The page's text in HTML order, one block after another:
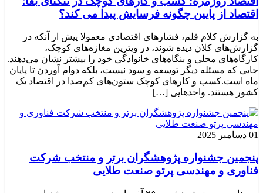
اقتصاد از پایین چگونه فرسایش پیدا می کند؟
به گزارش کلام قلم، فشارهای اقتصادی معمولا پیش از آنکه در
گزارش‌های کلان دیده شوند، در ویترین مغازه‌های کوچک،
کارگاه‌های محلی و بنگاه‌های خانوادگی خود را بیشتر نشان می‌دهند.
جایی که مسئله دیگر توسعه و سود نیست، بلکه دوام آوردن تا پایان
ماه است.کسب‌ و کارهای کوچک ستون‌های کم‌صدا در اقتصاد یک
کشور هستند. واحدهایی […]
01 دسامبر 2025
پنجمین جشنواره پژوهشگران برتر و منتخب شرکت
فناوری و مهندسی پرتو صنعت طلایی